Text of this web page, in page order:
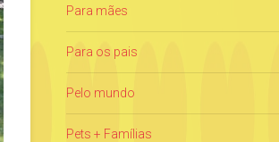
Para mães
Para os pais
Pelo mundo
Pets + Famílias